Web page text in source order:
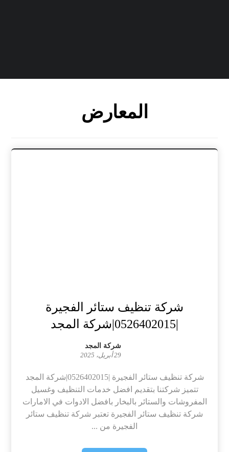
المعارض
شركة تنظيف ستائر الفجيرة
شركة المجد
29 أبريل، 2025
شركة تنظيف ستائر الفجيرة |0526402015|شركة المجد
تتميز شركتنا بتقديم افضل خدمات التنظيف وغسيل
المفروشات والستائر بالبخار بافضل الادوات في الامارات
شركة تنظيف ستائر الفجيرة تعتبر شركة تنظيف ستائر
الفجيرة من ...